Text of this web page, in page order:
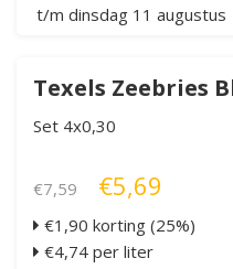
t/m dinsdag 11 augustus
Texels Zeebries
Set 4x0,30
€7,59 €5,69
€1,90 korting (25%)
€4,74 per liter